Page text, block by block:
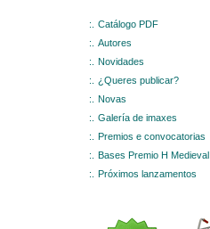
:.
Catálogo PDF
:.
Autores
:.
Novidades
:.
¿Queres publicar?
:.
Novas
:.
Galería de imaxes
:.
Premios e convocatorias
:.
Bases Premio H Medieval
:.
Próximos lanzamentos